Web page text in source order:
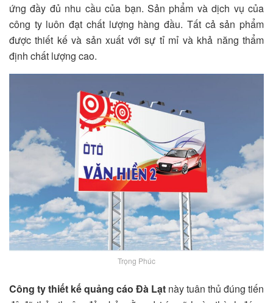
ứng đầy đủ nhu cầu của bạn. Sản phẩm và dịch vụ của
công ty luôn đạt chất lượng hàng đầu. Tất cả sản phẩm
được thiết kế và sản xuất với sự tỉ mỉ và khả năng thẩm
định chất lượng cao.
Trọng Phúc
Công ty thiết kế quảng cáo Đà Lạt này tuân thủ đúng tiến